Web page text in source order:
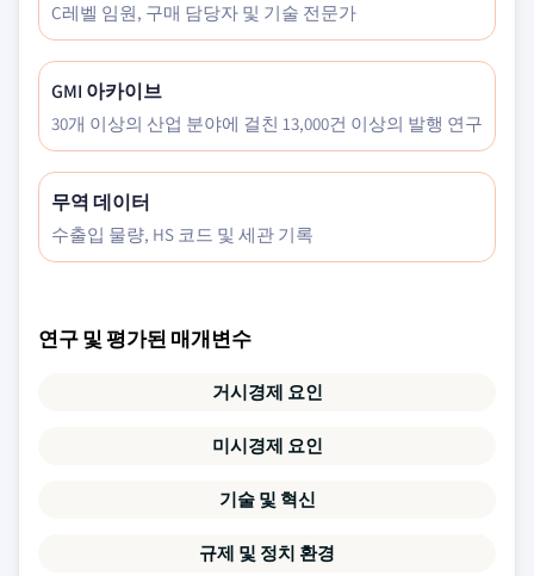
C레벨 임원, 구매 담당자 및 기술 전문가
GMI 아카이브
30개 이상의 산업 분야에 걸친 13,000건 이상의 발행 연구
무역 데이터
수출입 물량, HS 코드 및 세관 기록
연구 및 평가된 매개변수
거시경제 요인
미시경제 요인
기술 및 혁신
규제 및 정치 환경